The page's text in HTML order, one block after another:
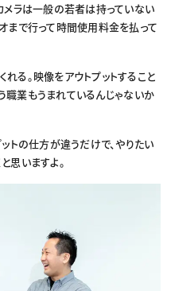
メラは一般の若者は持っていない
まで行って時間使用料金を払って
る。映像をアウトプットすること
職業もうまれているんじゃないか
トの仕方が違うだけで、やりたい
思いますよ。